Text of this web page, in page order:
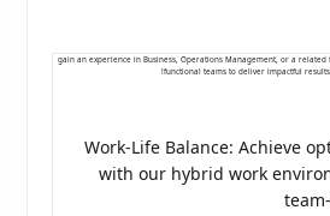
gain an experience in Business, Operations Management, or a
functional teams to deliver impactful
Work-Life Balance: Achieve
with our hybrid work